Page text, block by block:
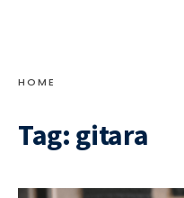
HOME
Tag: gitara